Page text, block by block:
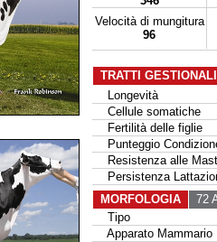
Velocità di mungitura
96
TRATTI
Longevità
Cellule somatiche
Fertilità delle figlie
Punteggio
Resistenza alle
Persistenza
MORFOLOGIA
72
Tipo
Apparato Mammario